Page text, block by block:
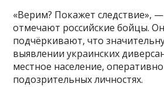
«Верим? Покажет следствие»,
отмечают российские бойцы.
подчёркивают, что
выявлении украинских
местное население,
подозрительных личностях.